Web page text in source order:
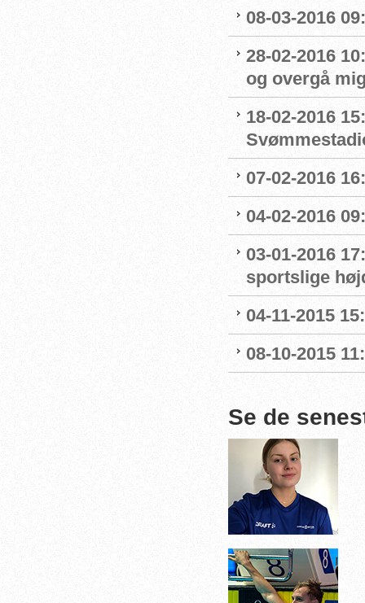
08-03-2016
28-02-2016
og overgå
18-02-2016
07-02-2016
04-02-2016
03-01-2016
sportslige
04-11-2015
08-10-2015
Se de